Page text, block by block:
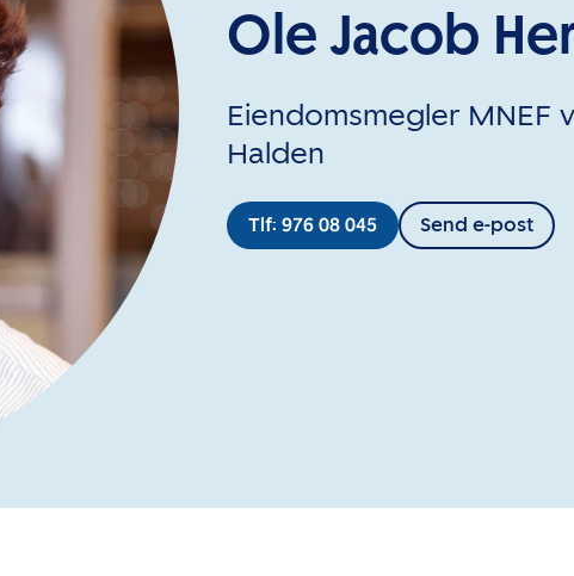
Ole Jacob
Eiendomsmegler MNEF
Halden
Tlf: 976 08 045 Send e-post